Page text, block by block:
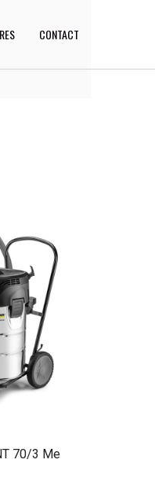
CONTACT
70/3 Me